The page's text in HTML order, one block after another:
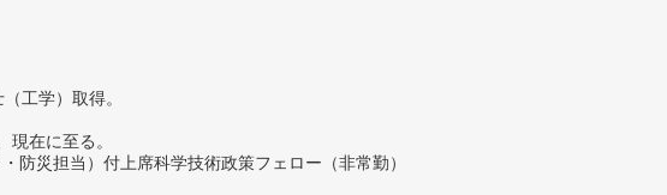
工学）取得。
在に至る。
防災担当）付上席科学技術政策フェロー（非常勤）